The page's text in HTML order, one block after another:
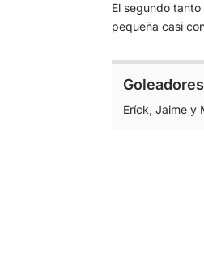
El segundo
pequeña casi
Goleadores
Eríck, Jaime y